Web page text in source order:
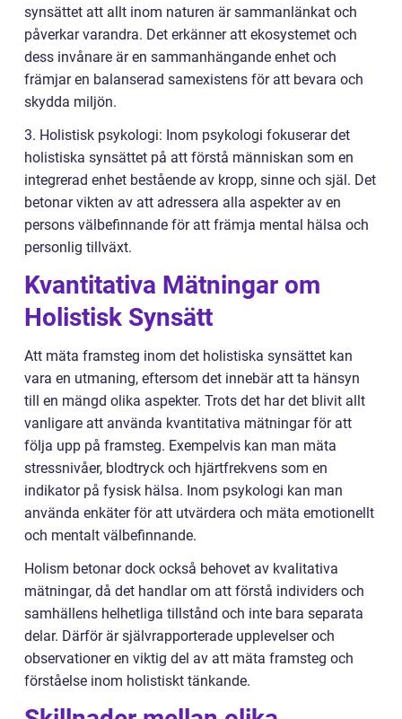
synsättet att allt inom naturen är sammanlänkat och
påverkar varandra. Det erkänner att ekosystemet och
dess invånare är en sammanhängande enhet och
främjar en balanserad samexistens för att bevara och
skydda miljön.
3. Holistisk psykologi: Inom psykologi fokuserar det
holistiska synsättet på att förstå människan som en
integrerad enhet bestående av kropp, sinne och själ. Det
betonar vikten av att adressera alla aspekter av en
persons välbefinnande för att främja mental hälsa och
personlig tillväxt.
Kvantitativa Mätningar om
Holistisk Synsätt
Att mäta framsteg inom det holistiska synsättet kan
vara en utmaning, eftersom det innebär att ta hänsyn
till en mängd olika aspekter. Trots det har det blivit allt
vanligare att använda kvantitativa mätningar för att
följa upp på framsteg. Exempelvis kan man mäta
stressnivåer, blodtryck och hjärtfrekvens som en
indikator på fysisk hälsa. Inom psykologi kan man
använda enkäter för att utvärdera och mäta emotionellt
och mentalt välbefinnande.
Holism betonar dock också behovet av kvalitativa
mätningar, då det handlar om att förstå individers och
samhällens helhetliga tillstånd och inte bara separata
delar. Därför är självrapporterade upplevelser och
observationer en viktig del av att mäta framsteg och
förståelse inom holistiskt tänkande.